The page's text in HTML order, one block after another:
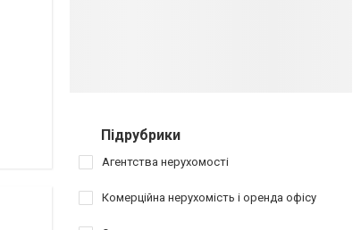
Підрубрики
Агентства нерухомості
Комерційна нерухомість і оренда офісу